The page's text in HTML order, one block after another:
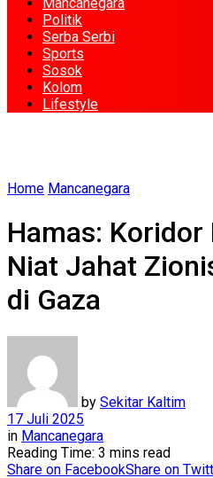
Politik
Serba Serbi
Sports
Sosok
Kolom
Lifestyle
Home Mancanegara
Hamas:
Niat Jahat
di Gaza
by Sekitar Kaltim
17 Juli 2025
in Mancanegara
Reading Time: 3 mins read
Share on FacebookShare on